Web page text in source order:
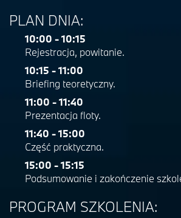
PLAN DNIA:
10:00 - 10:15
Rejestracja, powitanie.
10:15 - 11:00
Briefing teoretyczny.
11:00 - 11:40
Prezentacja floty.
11:40 - 15:00
Część praktyczna.
15:00 - 15:15
Podsumowanie i zakończenie
PROGRAM SZKOLENIA: